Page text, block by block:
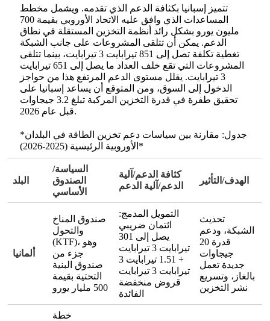
تتميز إسبانيا بكثافة الدعم الذي تقدمه. ويشمل مخطط
المساعدات الذي وافق عليه الاتحاد الأوروبي بقيمة 700
مليون يورو بشكل رائد أنظمة التخزين المستقلة في نطاق
الدعم. يمكن أن تتلقى المشروعات على جانب الشبكة
تغطية تكلفة تصل إلى 851 تيرابايت 3 تيرابايت، بينما تتلقى
المشروعات التي تقع خلف العداد ما يصل إلى 651 تيرابايت
3 تيرابايت. يقلل مستوى الدعم المرتفع هذا من حواجز
الدخول إلى السوق، ومن المتوقع أن يساعد إسبانيا على
تحقيق طفرة في قدرة التخزين المركبة تبلغ 3.2 جيجاوات
قبل عام 2026.
*جدول: مقارنة بين سياسات دعم تخزين الطاقة في البلدان
الأوروبية الرئيسية (2025-2026)*
البلد
السياسة/
الصندوق
الأساسي
كثافة الدعم/آلية
الدعم/آلية الدعم
الهدف/التأثير
ألمانيا
صندوق المناخ
والتحول
(KTF)، وهو
جزء من
صندوق البنية
التحتية بقيمة
500 مليار يورو
التمويل المدمج:
ائتمان ضريبي
يصل إلى 301
تيرابايت 3 تيرابايت
+ 1.51 تيرابايت 3
تيرابايت 3 تيرابايت
قروض منخفضة
الفائدة
تحديث
الشبكة، ودعم
قدرة 20
جيجاوات
جديدة تعمل
بالغاز، وتسريع
نشر التخزين
خطة